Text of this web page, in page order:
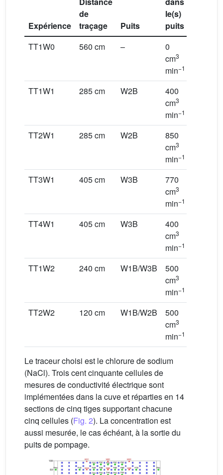
Expérience
de
traçage
Puits
le(s)
puits
TT1W0
560 cm –
0
cm3
min−1
TT1W1 285 cm W2B
400
cm3
min−1
TT2W1 285 cm W2B
850
cm3
min−1
TT3W1 405 cm W3B
770
cm3
min−1
TT4W1 405 cm W3B
400
cm3
min−1
TT1W2 240 cm W1B/W3B
500
cm3
min−1
TT2W2 120 cm W1B/W2B
500
cm3
min−1
Le traceur choisi est le chlorure de sodium
(NaCl). Trois cent cinquante cellules de
mesures de conductivité électrique sont
implémentées dans la cuve et réparties en 14
sections de cinq tiges supportant chacune
cinq cellules (Fig. 2). La concentration est
aussi mesurée, le cas échéant, à la sortie du
puits de pompage.